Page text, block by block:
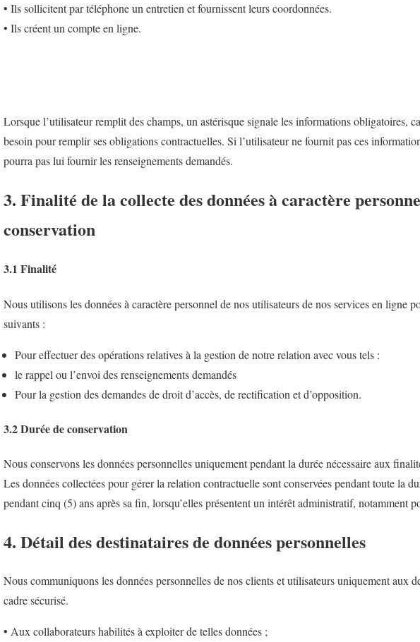
• Ils sollicitent par téléphone un entretien et fournissent leurs coordonnées.
• Ils créent un compte en ligne.
Lorsque l’utilisateur remplit des champs, un astérisque signale les informations obligatoires,
besoin pour remplir ses obligations contractuelles. Si l’utilisateur ne fournit pas ces
pourra pas lui fournir les renseignements demandés.
3. Finalité de la collecte des données à caractère
conservation
3.1 Finalité
Nous utilisons les données à caractère personnel de nos utilisateurs de nos services en ligne
suivants :
Pour effectuer des opérations relatives à la gestion de notre relation avec vous tels :
le rappel ou l’envoi des renseignements demandés
Pour la gestion des demandes de droit d’accès, de rectification et d’opposition.
3.2 Durée de conservation
Nous conservons les données personnelles uniquement pendant la durée nécessaire aux
Les données collectées pour gérer la relation contractuelle sont conservées pendant toute la
pendant cinq (5) ans après sa fin, lorsqu’elles présentent un intérêt administratif, notamment
4. Détail des destinataires de données personnelles
Nous communiquons les données personnelles de nos clients et utilisateurs uniquement aux
cadre sécurisé.
• Aux collaborateurs habilités à exploiter de telles données ;